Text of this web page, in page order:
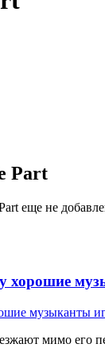
Part
еще не
хорошие
мимо его